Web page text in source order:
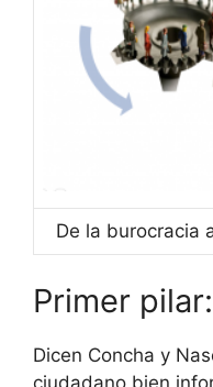
De la burocracia
Primer
Dicen Concha y
ciudadano bien